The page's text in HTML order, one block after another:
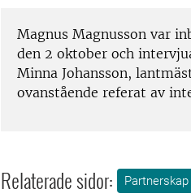
Magnus Magnusson var
den 2 oktober och
Minna Johansson,
ovanstående referat av
Relaterade sidor: